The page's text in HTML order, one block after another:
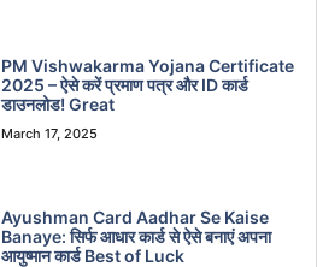
PM Vishwakarma Yojana Certificate
2025 – ऐसे करें प्रमाण पत्र और ID कार्ड
डाउनलोड! Great
March 17, 2025
Ayushman Card Aadhar Se Kaise
Banaye: सिर्फ आधार कार्ड से ऐसे बनाएं अपना
आयुष्मान कार्ड Best of Luck